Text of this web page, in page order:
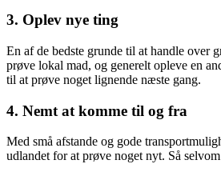
3. Oplev nye ting
En af de bedste grunde til at handle over
prøve lokal mad, og generelt opleve en
til at prøve noget lignende næste gang.
4. Nemt at komme til og fra
Med små afstande og gode
udlandet for at prøve noget nyt. Så